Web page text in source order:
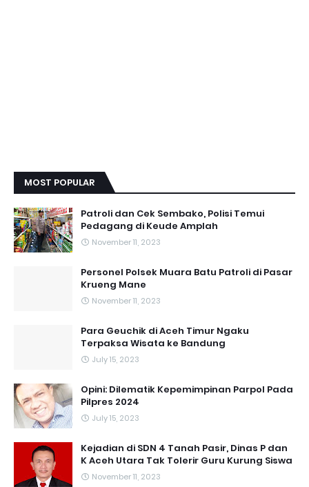
MOST POPULAR
Patroli dan Cek Sembako, Polisi Temui
Pedagang di Keude Amplah
November 11, 2023
Personel Polsek Muara Batu Patroli di Pasar
Krueng Mane
November 11, 2023
Para Geuchik di Aceh Timur Ngaku
Terpaksa Wisata ke Bandung
July 15, 2023
Opini: Dilematik Kepemimpinan Parpol Pada
Pilpres 2024
July 15, 2023
Kejadian di SDN 4 Tanah Pasir, Dinas P dan
K Aceh Utara Tak Tolerir Guru Kurung Siswa
November 11, 2023